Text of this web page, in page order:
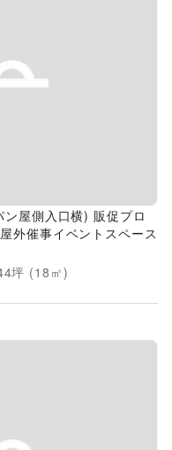
ン屋側入口横) 販促プロ
外催事イベントスペース
坪 (18 ㎡)